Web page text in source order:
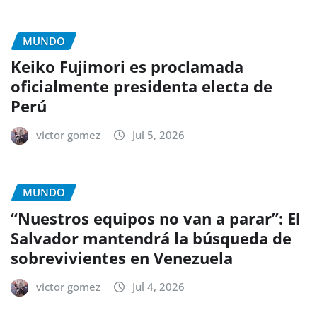
MUNDO
Keiko Fujimori es proclamada
oficialmente presidenta electa de
Perú
victor gomez Jul 5, 2026
MUNDO
“Nuestros equipos no van a parar”: El
Salvador mantendrá la búsqueda de
sobrevivientes en Venezuela
victor gomez Jul 4, 2026